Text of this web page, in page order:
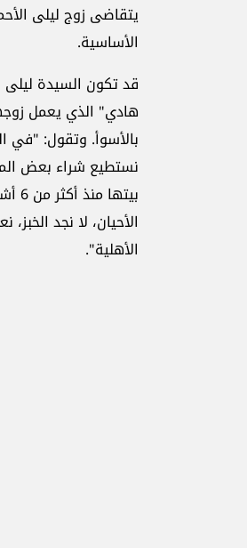
يتقاضى زوج ليلى
الأساسية.
قد تكون السيدة
بالأسوأ. وتقول: "في
نستطيع شراء بعض
الأحيان، لا نجد
الأهلية".